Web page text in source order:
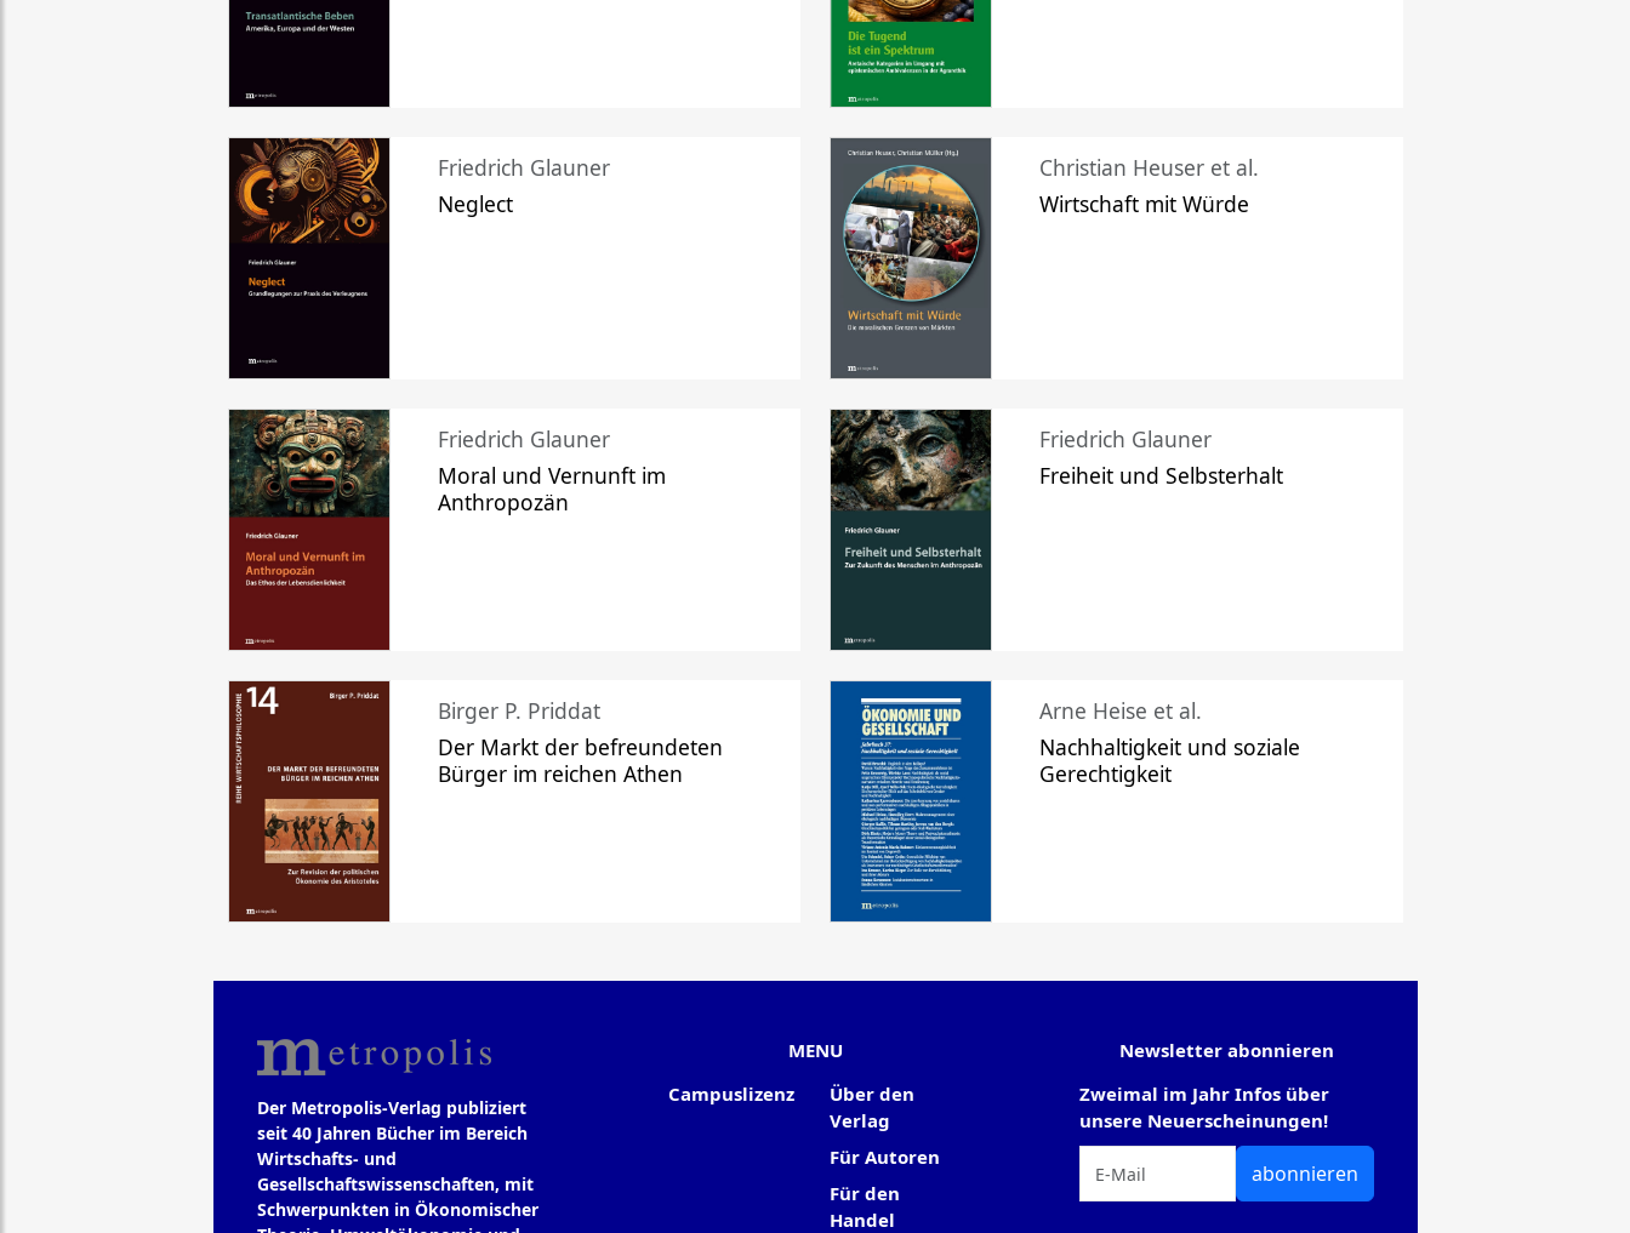
Friedrich Glauner
Neglect
Christian Heuser et al.
Wirtschaft mit Würde
Friedrich Glauner
Moral und Vernunft im
Anthropozän
Friedrich Glauner
Freiheit und Selbsterhalt
Birger P. Priddat
Der Markt der befreundeten
Bürger im reichen Athen
Arne Heise et al.
Nachhaltigkeit und soziale
Gerechtigkeit
Der Metropolis-Verlag publiziert
seit 40 Jahren Bücher im Bereich
Wirtschafts- und
Gesellschaftswissenschaften, mit
Schwerpunkten in Ökonomischer
MENU
Campuslizenz
Über den
Verlag
Für Autoren
Für den
Handel
Newsletter abonnieren
Zweimal im Jahr Infos über
unsere Neuerscheinungen!
abonnieren